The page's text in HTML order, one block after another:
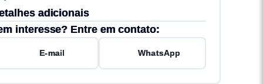
adicionais
interesse? Entre em contato:
E-mail WhatsApp